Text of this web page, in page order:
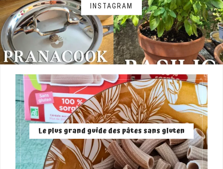
INSTAGRAM
Le plus grand guide des pâtes sans gluten